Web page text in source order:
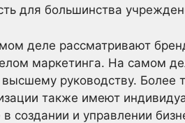
для большинства
деле рассматривают
маркетинга. На самом
руководству. Более
также имеют
в создании и управлении